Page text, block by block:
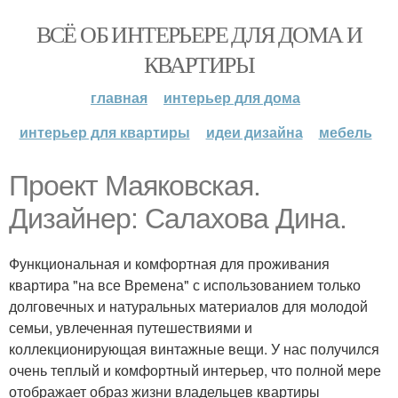
ВСЁ ОБ ИНТЕРЬЕРЕ ДЛЯ ДОМА И
КВАРТИРЫ
главная
интерьер для дома
интерьер для квартиры
идеи дизайна мебель
Проект Маяковская.
Дизайнер: Салахова Дина.
Функциональная и комфортная для проживания
квартира "на все Времена" с использованием только
долговечных и натуральных материалов для молодой
семьи, увлеченная путешествиями и
коллекционирующая винтажные вещи. У нас получился
очень теплый и комфортный интерьер, что полной мере
отображает образ жизни владельцев квартиры